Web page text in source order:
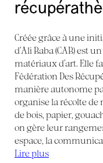
Créée grâce à une
d’Ali Baba (CAB) est
matériaux d’art. Elle
Fédération Des
manière autonome
organise la récolte
de bois, papier,
on gère leur
espace, la
Lire plus